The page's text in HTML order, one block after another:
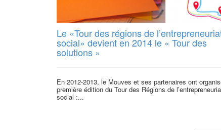
Le «Tour des régions de
social» devient en 2014 le « Tour des
solutions »
En 2012-2013, le Mouves et ses partenaires ont
première édition du Tour des Régions de
social :...